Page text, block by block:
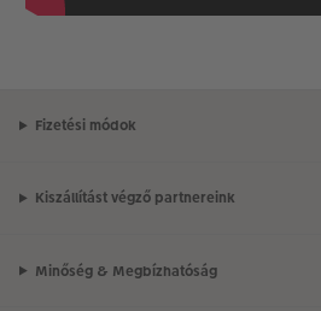
Fizetési módok
Kiszállítást végző partnereink
Minőség & Megbízhatóság